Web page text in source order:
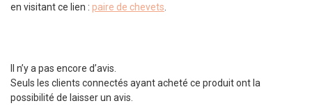
en visitant ce lien : paire de chevets
Il n’y a pas encore d’avis.
Seuls les clients connectés ayant acheté ce produit ont la
possibilité de laisser un avis.